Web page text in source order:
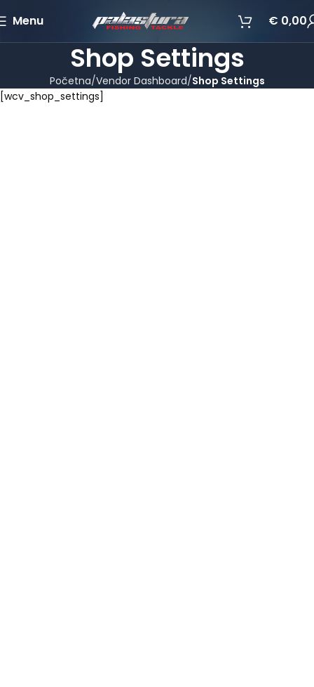
Menu € 0,00
Shop Settings
Početna Vendor Dashboard Shop Settings
[wcv_shop_settings]